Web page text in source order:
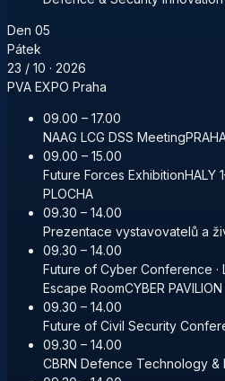
Den 05
Pátek
23 / 10 · 2026
PVA EXPO Praha
09.00 – 17.00
NAAG LCG DSS Meeting
09.00 – 15.00
Future Forces ExhibitionHALY
PLOCHA
09.30 – 14.00
Prezentace vystavovatelů a
09.30 – 14.00
Future of Cyber Conference ·
Escape RoomCYBER PAVILION
09.30 – 14.00
Future of Civil Security
09.30 – 14.00
CBRN Defence Technology &